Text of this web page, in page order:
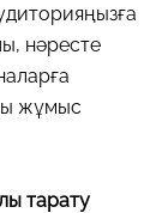
нәресте
жұмыс
тарату